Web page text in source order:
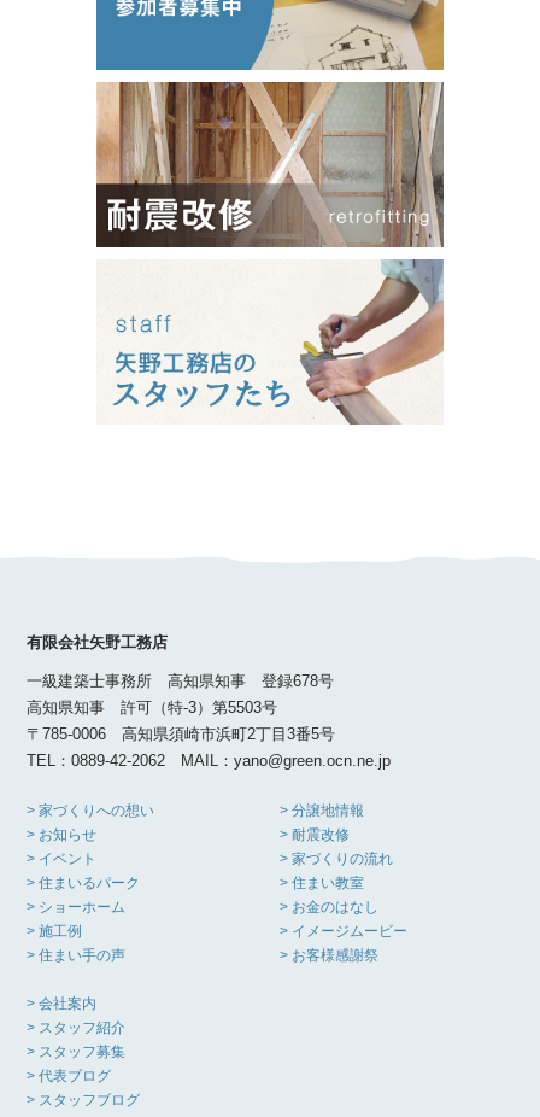
有限会社矢野工務店
一級建築士事務所 高知県知事 登録678号
高知県知事 許可（特-3）第5503号
〒785-0006 高知県須崎市浜町2丁目3番5号
TEL：0889-42-2062 MAIL：yano@green.ocn.ne.jp
> 家づくりへの想い
> お知らせ
> イベント
> 住まいるパーク
> ショーホーム
> 施工例
> 住まい手の声
> 分譲地情報
> 耐震改修
> 家づくりの流れ
> 住まい教室
> お金のはなし
> イメージムービー
> お客様感謝祭
> 会社案内
> スタッフ紹介
> スタッフ募集
> 代表ブログ
> スタッフブログ